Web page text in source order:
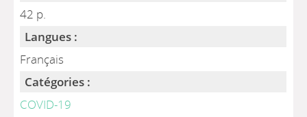
42 p.
Langues :
Français
Catégories :
COVID-19